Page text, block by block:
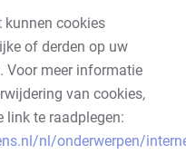
kunnen cookies
of derden op uw
Voor meer informatie
van cookies,
link te raadplegen:
nl/onderwerpen/